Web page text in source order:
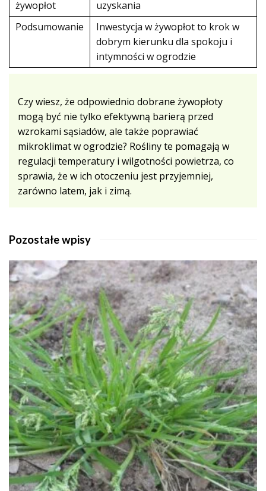
żywopłot
uzyskania
Podsumowanie
Inwestycja w żywopłot to krok w
dobrym kierunku dla spokoju i
intymności w ogrodzie
Czy wiesz, że odpowiednio dobrane żywopłoty
mogą być nie tylko efektywną barierą przed
wzrokami sąsiadów, ale także poprawiać
mikroklimat w ogrodzie? Rośliny te pomagają w
regulacji temperatury i wilgotności powietrza, co
sprawia, że w ich otoczeniu jest przyjemniej,
zarówno latem, jak i zimą.
Pozostałe wpisy